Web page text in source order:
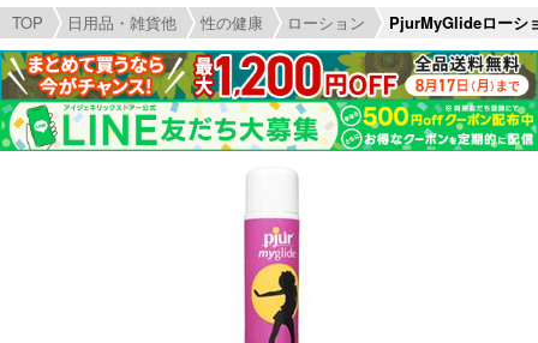
TOP 日用品・雑貨他 性の健康 ローション PjurMyGlideローシ